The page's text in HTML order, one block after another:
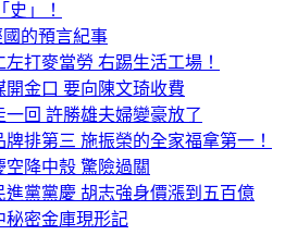
史」！
的預言紀事
左打麥當勞 右踢生活工場！
開金口 要向陳文琦收費
一回 許勝雄夫婦變豪放了
牌排第三 施振榮的全家福拿第一！
空降中殼 驚險過關
進黨黨慶 胡志強身價漲到五百億
秘密金庫現形記